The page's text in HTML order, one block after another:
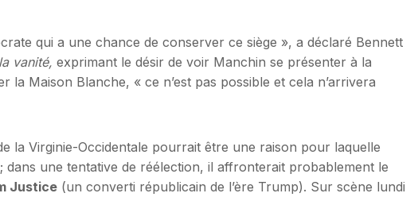
qui a une chance de conserver ce siège », a déclaré Bennett
vanité, exprimant le désir de voir Manchin se présenter à la
la Maison Blanche, « ce n’est pas possible et cela n’arrivera
la Virginie-Occidentale pourrait être une raison pour laquelle
dans une tentative de réélection, il affronterait probablement le
Justice (un converti républicain de l’ère Trump). Sur scène lundi